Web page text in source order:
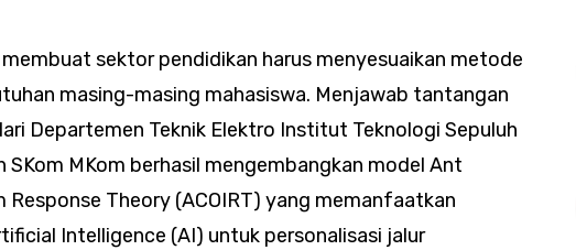
sektor pendidikan harus menyesuaikan metode
masing-masing mahasiswa. Menjawab tantangan
Departemen Teknik Elektro Institut Teknologi Sepuluh
SKom MKom berhasil mengembangkan model Ant
Theory (ACOIRT) yang memanfaatkan
Intelligence (AI) untuk personalisasi jalur